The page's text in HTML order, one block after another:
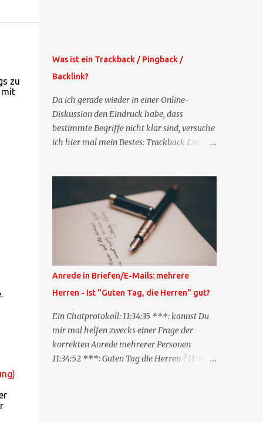
zu
mit
Weitere Mailangebote dieser Art sehen Sie
auf meiner XING-Seite oder hier oben rechts
im Blog. Die Profilfragen werde ich
mittelfristig aus der normalen XING-Tipp-
Mail entfernen, da ich sie so nur an einer
Stelle pflegen muss.
Was ist ein Trackback / Pingback /
Backlink?
Da ich gerade wieder in einer Online-
Diskussion den Eindruck habe, dass
bestimmte Begriffe nicht klar sind, versuche
ich hier mal mein Bestes: Trackback Ein
besagt: "Lieber Blogeintrag, ich habe einen
Kommentar zu dir geschrieben, aber nicht
bei dir in den Kommentaren sondern in
meinem Blog. Bitte vermerke das doch,
damit deine Leser auch mal vorbeischauen,
was ich zu deinem Inhalt zu sagen hatte."
Diese Nachrichtenfunktion wird
'angestoßen' in dem 'mein' Blog an die
'TrackbackURL' des Anderen einen 'Ping'
schickt, d.h. ein paar Parameter übergibt
(URL meines Eintrags, Kurzzitat meines
Beitrags). Praktisch muss man nichts
Anderes tun, als die TrackbackURL beim
Anrede in Briefen/E-Mails: mehrere
Herren - Ist "Guten Tag, die Herren" gut?
Ein Chatprotokoll: 11:34:35 ***: kannst Du
mir mal helfen zwecks einer Frage der
korrekten Anrede mehrerer Personen
11:34:52 ***: Guten Tag die Herren ? 11:35:07